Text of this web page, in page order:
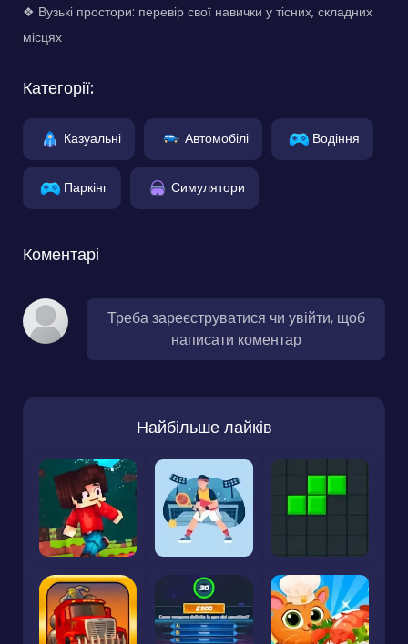
❖ Вузькі простори: перевір свої навички у тісних, складних
місцях
Категорії:
Казуальні Автомобілі Водіння
Паркінг Симулятори
Коментарі
Треба зареєструватися чи увійти, щоб
написати коментар
Найбільше лайків